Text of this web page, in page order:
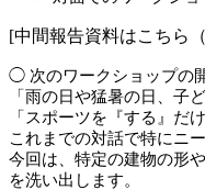
[中間報告資料はこちら（
◯ 次のワークショップの
「雨の日や猛暑の日、子
「スポーツを『する』だ
これまでの対話で特にニ
今回は、特定の建物の形
を洗い出します。